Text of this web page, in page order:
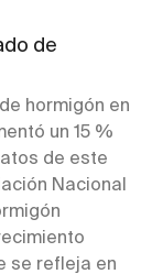
de
hormigón en
un 15 %
de este
Nacional
se refleja en